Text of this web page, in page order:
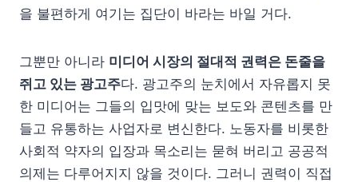
을 불편하게 여기는 집단이 바라는 바일 거다.
그뿐만 아니라 미디어 시장의 절대적 권력은 돈줄을
쥐고 있는 광고주다. 광고주의 눈치에서 자유롭지 못
한 미디어는 그들의 입맛에 맞는 보도와 콘텐츠를 만
들고 유통하는 사업자로 변신한다. 노동자를 비롯한
사회적 약자의 입장과 목소리는 묻혀 버리고 공공적
의제는 다루어지지 않을 것이다. 그러니 권력이 직접